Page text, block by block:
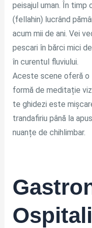
peisajul uman. În timp
(fellahin) lucrând
acum mii de ani. Vei
pescari în bărci mici
în curentul fluviului.
Aceste scene oferă o
formă de meditație
te ghidezi este
trandafiriu până la
nuanțe de chihlimbar.